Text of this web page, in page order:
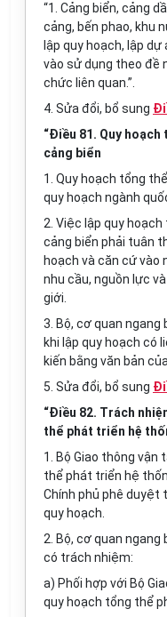
“1. Cảng biển, cảng
cảng, bến phao, khu
lập quy hoạch, lập
vào sử dụng theo đề
chức liên quan.”.
4. Sửa đổi, bổ sung
“Điều 81. Quy
cảng biển
1. Quy hoạch tổng
quy hoạch ngành
2. Việc lập quy
cảng biển phải tuân
hoạch và căn cứ vào
nhu cầu, nguồn lực
giới.
3. Bộ, cơ quan ngang
khi lập quy hoạch có
kiến bằng văn bản
5. Sửa đổi, bổ sung
“Điều 82. Trách
thể phát triển hệ
1. Bộ Giao thông
thể phát triển hệ
Chính phủ phê duyệt
quy hoạch.
2. Bộ, cơ quan ngang
có trách nhiệm:
a) Phối hợp với Bộ
quy hoạch tổng thể